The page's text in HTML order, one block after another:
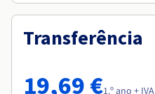
Transferência
19,69 €